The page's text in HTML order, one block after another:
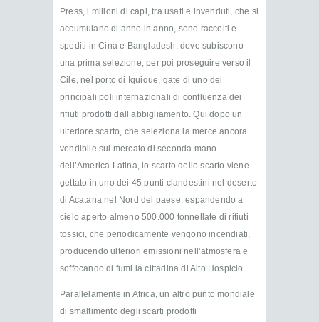
Press, i milioni di capi, tra usati e invenduti, che si
accumulano di anno in anno, sono raccolti e
spediti in Cina e Bangladesh, dove subiscono
una prima selezione, per poi proseguire verso il
Cile, nel porto di Iquique, gate di uno dei
principali poli internazionali di confluenza dei
rifiuti prodotti dall’abbigliamento. Qui dopo un
ulteriore scarto, che seleziona la merce ancora
vendibile sul mercato di seconda mano
dell’America Latina, lo scarto dello scarto viene
gettato in uno dei 45 punti clandestini nel deserto
di Acatana nel Nord del paese, espandendo a
cielo aperto almeno 500.000 tonnellate di rifiuti
tossici, che periodicamente vengono incendiati,
producendo ulteriori emissioni nell’atmosfera e
soffocando di fumi la cittadina di Alto Hospicio.
Parallelamente in Africa, un altro punto mondiale
di smaltimento degli scarti prodotti